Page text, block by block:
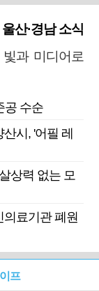
울산·경남 소식
과 미디어로
공 수순
시, '어필 레
상력 없는 모
료기관 폐원
프